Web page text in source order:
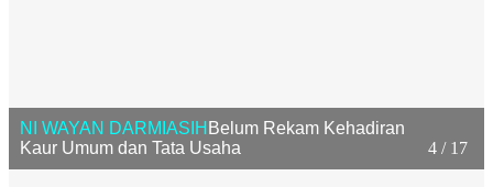
4 / 17
NI WAYAN DARMIASIH Belum Rekam Kehadiran
Kaur Umum dan Tata Usaha